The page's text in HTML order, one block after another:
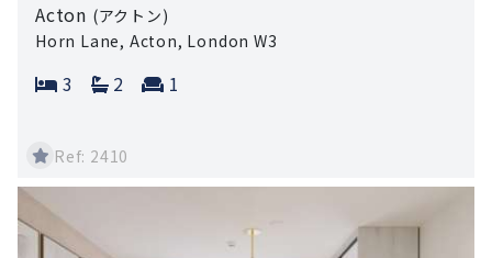
Acton (アクトン)
Horn Lane, Acton, London W3
Bedrooms:
3 Bathrooms:
2 Reception rooms:
1
Ref: 2410